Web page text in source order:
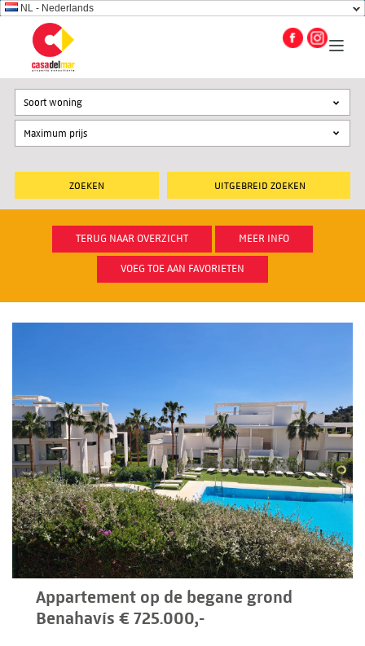
NL - Nederlands
UITGEBREID ZOEKEN
Soort woning
TERUG NAAR OVERZICHT MEER INFO
VOEG TOE AAN FAVORIETEN
Appartement op de begane grond
Benahavís € 725.000,-